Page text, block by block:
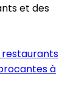
et des
restaurants
à